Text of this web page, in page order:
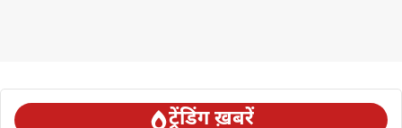
ट्रेंडिंग ख़बरें